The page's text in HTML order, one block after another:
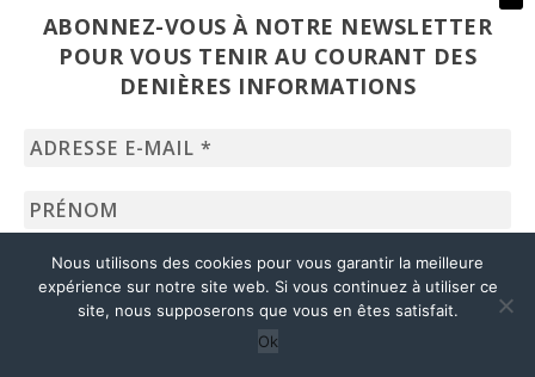
ABONNEZ-VOUS À NOTRE NEWSLETTER
POUR VOUS TENIR AU COURANT DES
DENIÈRES INFORMATIONS
Adresse
*
Prénom
Nom
Liages a vu/lu pour vous
Logement
Prévention
Nous utilisons des cookies pour vous garantir la meilleure
expérience sur notre site web. Si vous continuez à utiliser ce
site, nous supposerons que vous en êtes satisfait.
Ok